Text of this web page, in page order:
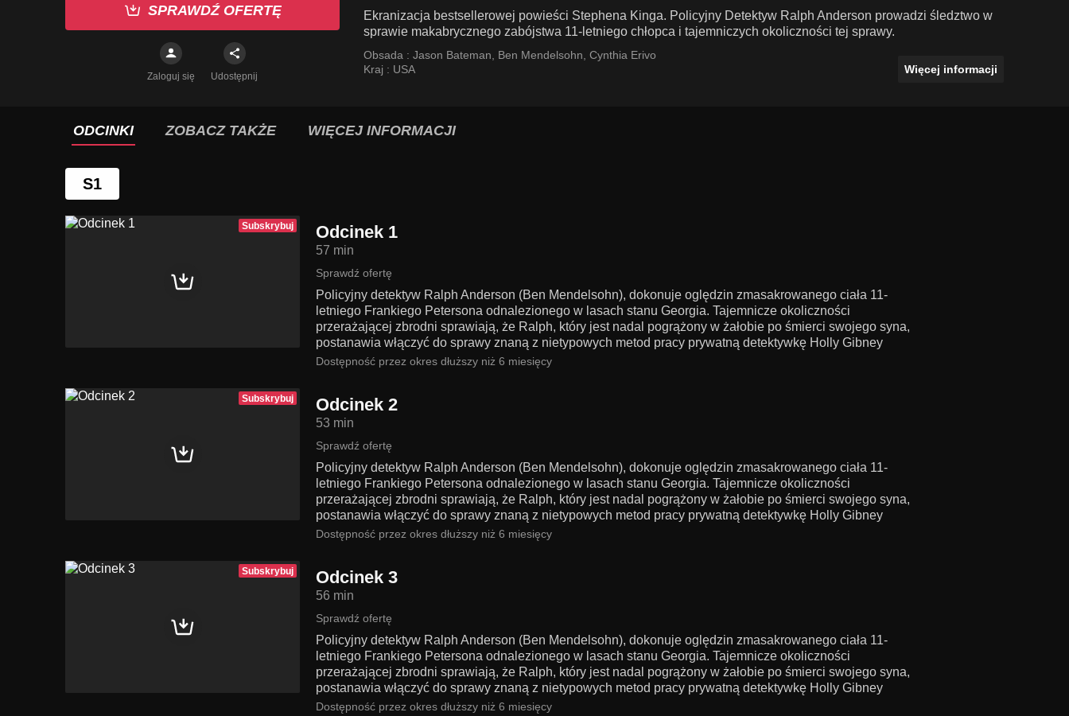
SPRAWDŹ OFERTĘ
Zaloguj się Udostępnij
Ekranizacja bestsellerowej powieści Stephena Kinga. Policyjny Detektyw Ralph Anderson prowadzi śledztwo w
sprawie makabrycznego zabójstwa 11-letniego chłopca i tajemniczych okoliczności tej sprawy.
Obsada : Jason Bateman Ben Mendelsohn Cynthia Erivo
Kraj : USA Więcej informacji
ODCINKI ZOBACZ TAKŻE WIĘCEJ INFORMACJI
S1
Subskrybuj Odcinek 1
57 min
Sprawdź ofertę
Policyjny detektyw Ralph Anderson (Ben Mendelsohn), dokonuje oględzin zmasakrowanego ciała 11-
letniego Frankiego Petersona odnalezionego w lasach stanu Georgia. Tajemnicze okoliczności
przerażającej zbrodni sprawiają, że Ralph, który jest nadal pogrążony w żałobie po śmierci swojego syna,
postanawia włączyć do sprawy znaną z nietypowych metod pracy prywatną detektywkę Holly Gibney
Dostępność przez okres dłuższy niż 6 miesięcy
Subskrybuj Odcinek 2
53 min
Sprawdź ofertę
Policyjny detektyw Ralph Anderson (Ben Mendelsohn), dokonuje oględzin zmasakrowanego ciała 11-
letniego Frankiego Petersona odnalezionego w lasach stanu Georgia. Tajemnicze okoliczności
przerażającej zbrodni sprawiają, że Ralph, który jest nadal pogrążony w żałobie po śmierci swojego syna,
postanawia włączyć do sprawy znaną z nietypowych metod pracy prywatną detektywkę Holly Gibney
Dostępność przez okres dłuższy niż 6 miesięcy
Subskrybuj Odcinek 3
56 min
Sprawdź ofertę
Policyjny detektyw Ralph Anderson (Ben Mendelsohn), dokonuje oględzin zmasakrowanego ciała 11-
letniego Frankiego Petersona odnalezionego w lasach stanu Georgia. Tajemnicze okoliczności
przerażającej zbrodni sprawiają, że Ralph, który jest nadal pogrążony w żałobie po śmierci swojego syna,
postanawia włączyć do sprawy znaną z nietypowych metod pracy prywatną detektywkę Holly Gibney
Dostępność przez okres dłuższy niż 6 miesięcy